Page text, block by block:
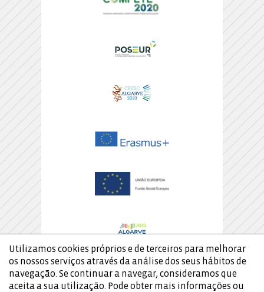
Utilizamos cookies próprios e de terceiros para melhorar
os nossos serviços através da análise dos seus hábitos de
navegação. Se continuar a navegar, consideramos que
aceita a sua utilização. Pode obter mais informações ou